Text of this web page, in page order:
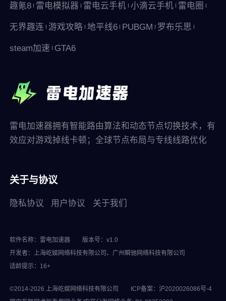
趣氪8 雷电模拟器 雷电云手机 小滴云手机 雷电圈
无界趣连 游戏攻略 地平线6 PUBGM 罗布乐思
steam加速 GTA6
雷电加速器拥有智能路由算法和动态节点切换技术，有
效应对游戏掉线卡顿；全球节点布局与专线线路优化
关于与协议
隐私协议 用户协议 关于我们
软件名称：雷电加速器
版本号：v1.0
开发者：上海屹娱网络科技有限公司、广州瞬驰网络科技有限公司
适龄提示：16+
©2014-2026 上海屹娱网络科技有限公司
ICP备案：沪2020026086号-4